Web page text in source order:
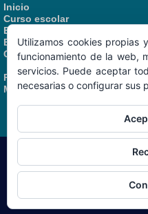
Inicio
Curso escolar
Estatutos
Enlaces recomendados
Contacto
Política de Cookies
Manual de Identidad
© 06/08/2026
Utilizamos cookies propias
funcionamiento de la web,
servicios. Puede aceptar
necesarias o configurar sus